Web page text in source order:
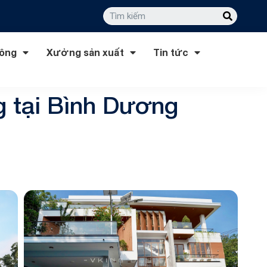
Xưởng sản xuất
Tin tức
tại Bình Dương